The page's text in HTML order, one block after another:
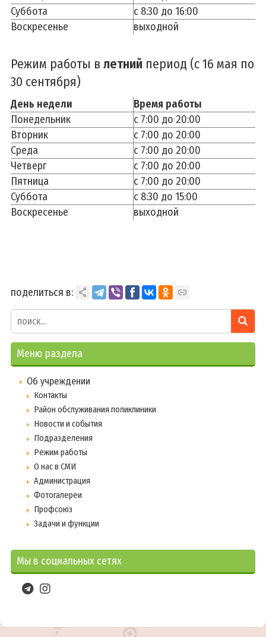
График и порядок личного приема
Порядок рассмотрения обращений
Электронное обращение
Вышестоящие организации
Деятельность
Обработка персональных данных
Информационно-разъяснительная работа
2026 - Год белорусской женщины
2025 - Год благоустройства
Государственные праздники, праздничные дни,
памятные даты
Полезная информация
Азбука здоровья
Основы безопасности жизнедеятельности
Здоровый образ жизни
Профилактика психических расстройств
Профилактика стоматологических заболеваний
Советы офтальмолога
Противодействие коррупции
Кибербезопасность
Сервисы
Карта сайта
Опросы
Суббота
с 8:30 до 16:00
Воскресенье
выходной
Режим работы в летний период (с 16 мая по
30 сентября)
День недели
Время работы
Понедельник
с 7:00 до 20:00
Вторник
с 7:00 до 20:00
Среда
с 7:00 до 20:00
Четверг
с 7:00 до 20:00
Пятница
с 7:00 до 20:00
Суббота
с 8:30 до 15:00
Воскресенье
выходной
поделиться в:
Меню раздела
Об учреждении
Контакты
Район обслуживания поликлиники
Новости и события
Подразделения
Режим работы
О нас в СМИ
Администрация
Фотогалереи
Профсоюз
Задачи и функции
Мы в социальных сетях